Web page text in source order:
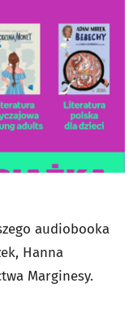
audiobooka
Hanna
Marginesy.